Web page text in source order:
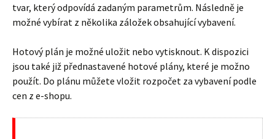
tvar, který odpovídá zadaným parametrům. Následně je
možné vybírat z několika záložek obsahující vybavení.
Hotový plán je možné uložit nebo vytisknout. K dispozici
jsou také již přednastavené hotové plány, které je možno
použít. Do plánu můžete vložit rozpočet za vybavení podle
cen z e-shopu.